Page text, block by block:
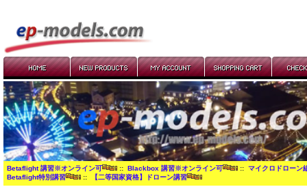
Betaflight 講習※オンライン可 :: Blackbox 講習※オンライン可 :: マイクロドローン
Betaflight特別講習
:: 【二等国家資格】ドローン講習